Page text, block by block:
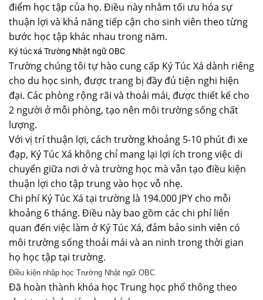
điểm học tập của họ. Điều này nhằm tối ưu hóa sự
thuận lợi và khả năng tiếp cận cho sinh viên theo từng
bước học tập khác nhau trong năm.
Ký túc xá Trường Nhật ngữ OBC
Trường chúng tôi tự hào cung cấp Ký Túc Xá dành riêng
cho du học sinh, được trang bị đầy đủ tiện nghi hiện
đại. Các phòng rộng rãi và thoải mái, được thiết kế cho
2 người ở mỗi phòng, tạo nên môi trường sống chất
lượng.
Với vị trí thuận lợi, cách trường khoảng 5-10 phút đi xe
đạp, Ký Túc Xá không chỉ mang lại lợi ích trong việc di
chuyển giữa nơi ở và trường học mà vẫn tạo điều kiện
thuận lợi cho tập trung vào học vỗ nhẹ.
Chi phí Ký Túc Xá tại trường là 194.000 JPY cho mỗi
khoảng 6 tháng. Điều này bao gồm các chi phí liên
quan đến việc làm ở Ký Túc Xá, đảm bảo sinh viên có
môi trường sống thoải mái và an ninh trong thời gian
họ học tập tại trường.
Điều kiện nhập học Trường Nhật ngữ OBC
Đã hoàn thành khóa học Trung học phổ thông theo